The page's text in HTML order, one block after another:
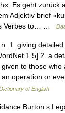
Es geht zurück
Adjektiv brief
Verbes to… …
1. giving detailed
1.5] 2. a
to those who
an operation or
of English
Burton s